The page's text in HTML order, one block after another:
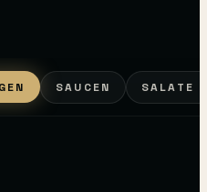
SAUCEN SALATE